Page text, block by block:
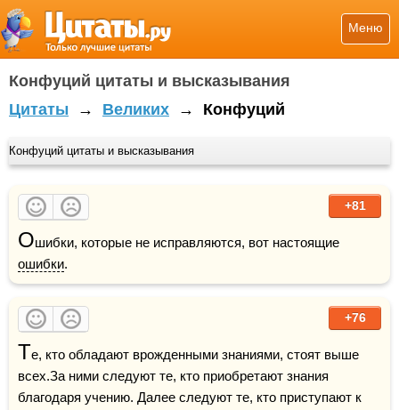
Меню
Конфуций цитаты и высказывания
Цитаты → Великих → Конфуций
Конфуций цитаты и высказывания
+81
О
ошибки.
+76
Те, кто обладают врожденными знаниями, стоят выше
всех.За ними следуют те, кто приобретают знания
благодаря учению. Далее следуют те, кто приступают к